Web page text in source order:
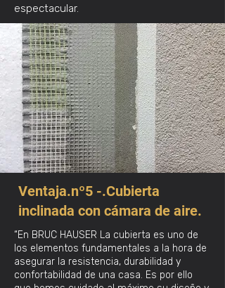
espectacular.
Ventaja.nº5 -.Cubierta
inclinada con cámara de aire.
“En BRUC HAUSER La cubierta es uno de
los elementos fundamentales a la hora de
asegurar la resistencia, durabilidad y
confortabilidad de una casa. Es por ello